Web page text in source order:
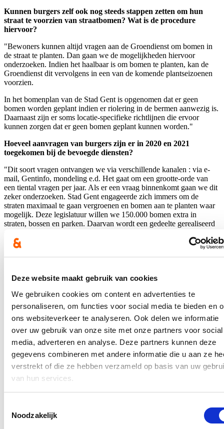
Deze website maakt gebruik van cookies
We gebruiken cookies om content en advertenties te
personaliseren, om functies voor social media te bieden en
ons websiteverkeer te analyseren. Ook delen we informatie
over uw gebruik van onze site met onze partners voor social
media, adverteren en analyse. Deze partners kunnen deze
gegevens combineren met andere informatie die u aan ze
verstrekt of die ze hebben verzameld op basis van uw
van hun services.
Noodzakelijk
Kunnen burgers zelf ook nog steeds stappen zetten om hun
straat te voorzien van straatbomen? Wat is de procedure
hiervoor?
"Bewoners kunnen altijd vragen aan de Groendienst om bomen in
de straat te planten. Dan gaan we de mogelijkheden hiervoor
onderzoeken. Indien het haalbaar is om bomen te planten, kan de
Groendienst dit vervolgens in een van de komende plantseizoenen
voorzien.
In het bomenplan van de Stad Gent is opgenomen dat er geen
bomen worden geplant indien er riolering in de bermen aanwezig is.
Daarnaast zijn er soms locatie-specifieke richtlijnen die ervoor
kunnen zorgen dat er geen bomen geplant kunnen worden."
Hoeveel aanvragen van burgers zijn er in 2020 en 2021
toegekomen bij de bevoegde diensten?
"Dit soort vragen ontvangen we via verschillende kanalen : via e-
mail, Gentinfo, mondeling e.d. Het gaat om een grootte-orde van
een tiental vragen per jaar. Als er een vraag binnenkomt gaan we dit
zeker onderzoeken. Stad Gent engageerde zich immers om de
straten maximaal te gaan vergroenen en bomen aan te planten waar
mogelijk. Deze legislatuur willen we 150.000 bomen extra in
straten, bossen en parken. Daarvan wordt een gedeelte gerealiseerd
Hoeveel straatbomen zijn er sinds de opmaak van de
straatbomeninventaris in 2011 bijgekomen? Graag een
"Volgens de groeninventaris werden 2060 nieuwe straatbomen
aangeplant tussen 2011 en 2021. Voor 2022 is de groeninventaris
nog niet aangepast, omdat het plantseizoen nog lopende is.
De Groendienst plantte de voorbije jaren ongeveer 187 nieuwe
straatbomen per jaar aan. Hierbij zijn de bomen die in recente
verkavelingen aangeplant werden niet inbegrepen. Deze bomen
vallen onder het beheer van de verkavelaar en worden pas drie jaar
na oplevering overgedragen aan de Groendienst. Pas dan komen ze
in de inventaris terecht.
Het huidige systeem laat (nog) niet toe om op een eenvoudige wijze
elke boom aan een wijk toe te wijzen. Dit kan nu enkel manueel en
aangepast, waardoor de koppeling aan wijken wel mogelijk zal